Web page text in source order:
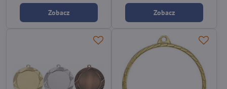
Zobacz Zobacz